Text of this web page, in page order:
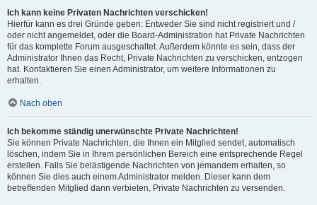
Ich kann keine Privaten Nachrichten verschicken!
Hierfür kann es drei Gründe geben: Entweder Sie sind nicht registriert und /
oder nicht angemeldet, oder die Board-Administration hat Private Nachrichten
für das komplette Forum ausgeschaltet. Außerdem könnte es sein, dass der
Administrator Ihnen das Recht, Private Nachrichten zu verschicken, entzogen
hat. Kontaktieren Sie einen Administrator, um weitere Informationen zu
erhalten.
Nach oben
Ich bekomme ständig unerwünschte Private Nachrichten!
Sie können Private Nachrichten, die Ihnen ein Mitglied sendet, automatisch
löschen, indem Sie in Ihrem persönlichen Bereich eine entsprechende Regel
erstellen. Falls Sie belästigende Nachrichten von jemandem erhalten, so
können Sie dies auch einem Administrator melden. Dieser kann dem
betreffenden Mitglied dann verbieten, Private Nachrichten zu versenden.